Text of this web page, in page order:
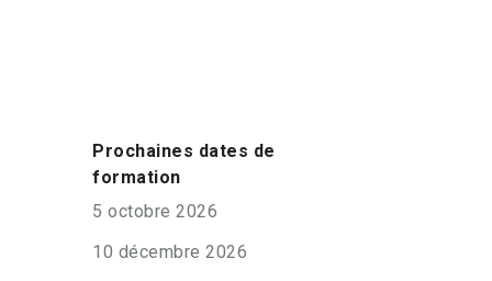
Prochaines dates de
formation
5 octobre 2026
10 décembre 2026